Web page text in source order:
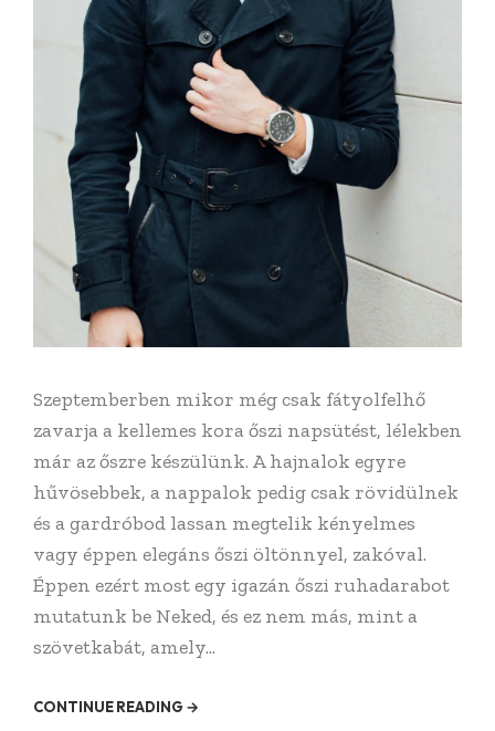
Szeptemberben mikor még csak fátyolfelhő
zavarja a kellemes kora őszi napsütést, lélekben
már az őszre készülünk. A hajnalok egyre
hűvösebbek, a nappalok pedig csak rövidülnek
és a gardróbod lassan megtelik kényelmes
vagy éppen elegáns őszi öltönnyel, zakóval.
Éppen ezért most egy igazán őszi ruhadarabot
mutatunk be Neked, és ez nem más, mint a
szövetkabát, amely...
CONTINUE READING →